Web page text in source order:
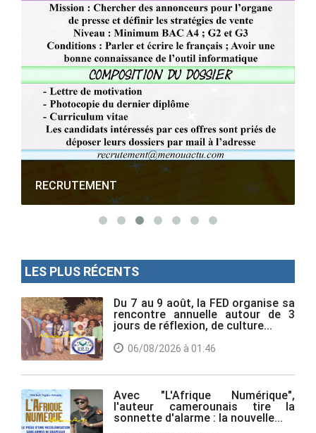
RECRUTEMENT
LES PLUS RÉCENTS
Du 7 au 9 août, la FED organise sa
rencontre annuelle autour de 3
jours de réflexion, de culture...
06/08/2026 à 01:46
Avec "L'Afrique Numérique",
l'auteur camerounais tire la
sonnette d'alarme : la nouvelle...